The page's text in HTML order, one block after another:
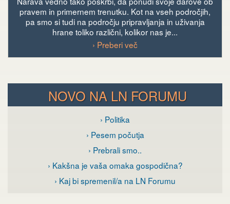
pravem in primernem trenutku. Kot na vseh področjih,
pa smo si tudi na področju pripravljanja in uživanja
hrane toliko različni, kolikor nas je...
› Preberi več
NOVO NA LN FORUMU
› Politika
› Pesem počutja
› Prebrali smo..
› Kakšna je vaša omaka gospodična?
› Kaj bi spremenil/a na LN Forumu